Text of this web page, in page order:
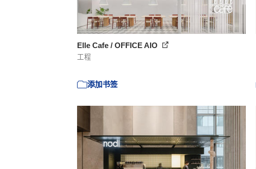
Elle Cafe / OFFICE AIO
工程
添加书签